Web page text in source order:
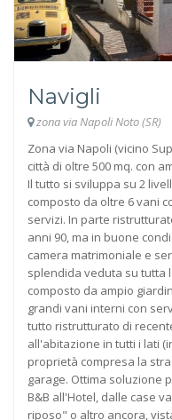
Navigli
zona via Napoli Noto (SR)
Zona via Napoli (vicino
città di oltre 500 mq. con
Il tutto si sviluppa su 2
composto da oltre 6 vani
servizi. In parte
anni 90, ma in buone
camera matrimoniale e
splendida veduta su tutta
composto da ampio
grandi vani interni con
tutto ristrutturato di
all'abitazione in tutti i lati
proprietà compresa la
garage. Ottima soluzione
B&B all'Hotel, dalle case
riposo" o altro ancora,